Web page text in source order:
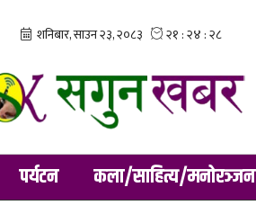
पर्यटन कला/साहित्य/मनोरञ्जन